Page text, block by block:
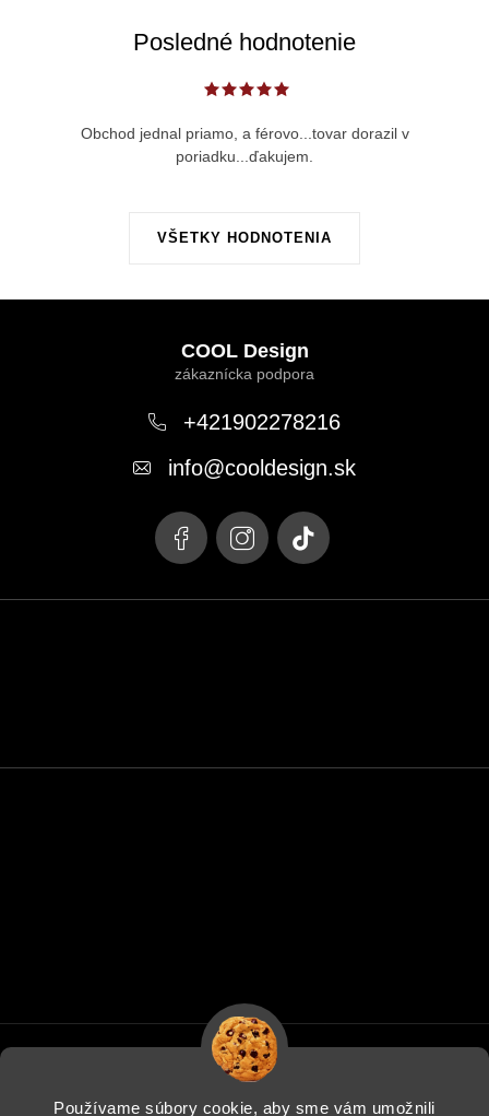
Používame súbory cookie, aby sme vám umožnili
Posledné hodnotenie
VŠETKY HODNOTENIA
Obchod jednal priamo, a férovo...tovar dorazil v
poriadku...ďakujem.
COOL Design
+421902278216
info@cooldesign.sk